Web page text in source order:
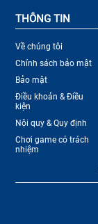
THÔNG TIN
Về chúng tôi
Chính sách bảo mật
Bảo mật
Điều khoản & Điều
kiện
Nội quy & Quy định
Chơi game có trách
nhiệm